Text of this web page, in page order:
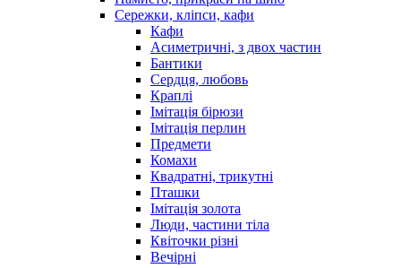
Сережки, кліпси, кафи
Кафи
Асиметричні, з двох частин
Бантики
Сердця, любовь
Краплі
Імітація бірюзи
Імітація перлин
Предмети
Комахи
Квадратні, трикутні
Пташки
Імітація золота
Люди, частини тіла
Квіточки різні
Вечірні